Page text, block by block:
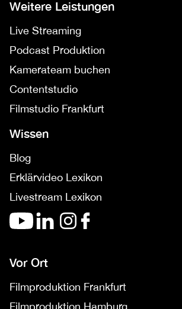
Weitere Leistungen
Live Streaming
Podcast Produktion
Kamerateam buchen
Contentstudio
Filmstudio Frankfurt
Wissen
Blog
Erklärvideo Lexikon
Livestream Lexikon
Vor Ort
Filmproduktion Frankfurt
Filmproduktion Hamburg